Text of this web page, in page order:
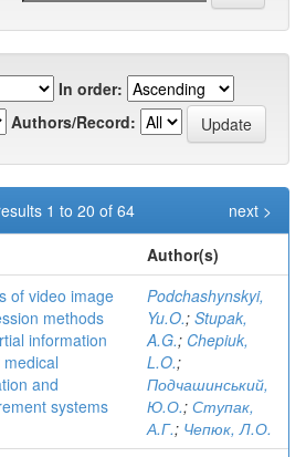
In order:
Authors/Record:
1 to 20 of 64
next >
Author(s)
of video image
methods
information
and
systems
Podchashynskyi,
Yu.O.; Stupak,
A.G.; Chepiuk,
L.O.;
Подчашинський,
Ю.О.; Ступак,
А.Г.; Чепюк, Л.О.